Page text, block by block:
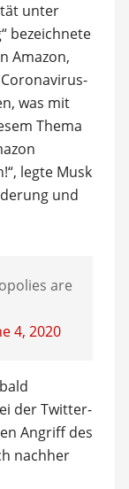
unter
bezeichnete
Amazon,
was mit
Thema
legte Musk
und
are
4, 2020
der Twitter-
Angriff des
nachher